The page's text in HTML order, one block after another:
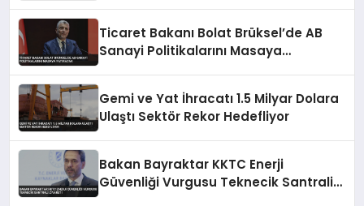
Ticaret Bakanı Bolat Brüksel’de AB
Sanayi Politikalarını Masaya
Gemi ve Yat İhracatı 1.5 Milyar Dolara
Ulaştı Sektör Rekor Hedefliyor
Bakan Bayraktar KKTC Enerji
Güvenliği Vurgusu Teknecik Santrali